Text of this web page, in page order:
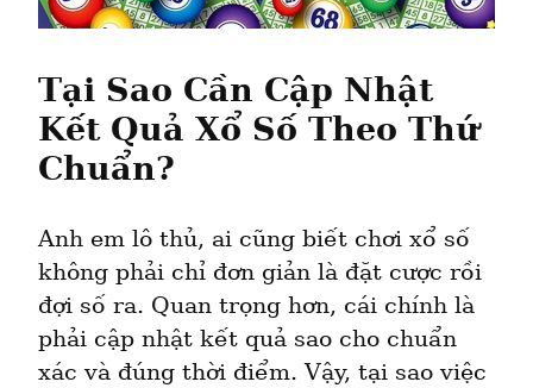
Tại Sao Cần Cập Nhật
Kết Quả Xổ Số Theo Thứ
Chuẩn?
Anh em lô thủ, ai cũng biết chơi xổ số
không phải chỉ đơn giản là đặt cược rồi
đợi số ra. Quan trọng hơn, cái chính là
phải cập nhật kết quả sao cho chuẩn
xác và đúng thời điểm. Vậy, tại sao việc